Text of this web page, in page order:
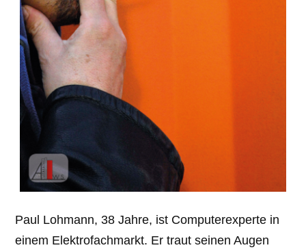
Paul Lohmann, 38 Jahre, ist Computerexperte in
einem Elektrofachmarkt. Er traut seinen Augen